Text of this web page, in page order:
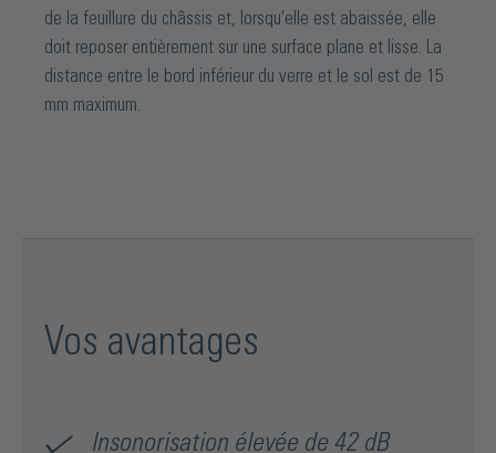
transition à la longueur standard suivante. Le contre-profil
en aluminium de la même couleur recouvre de manière
décorative la surface de collage du joint abaissé et assure
ainsi un aspect uniforme. De plus, le joint peut être
de la feuillure du châssis et, lorsqu'elle est abaissée, elle
doit reposer entièrement sur une surface plane et lisse. La
distance entre le bord inférieur du verre et le sol est de 15
mm maximum.
Vos avantages
Insonorisation élevée de 42 dB